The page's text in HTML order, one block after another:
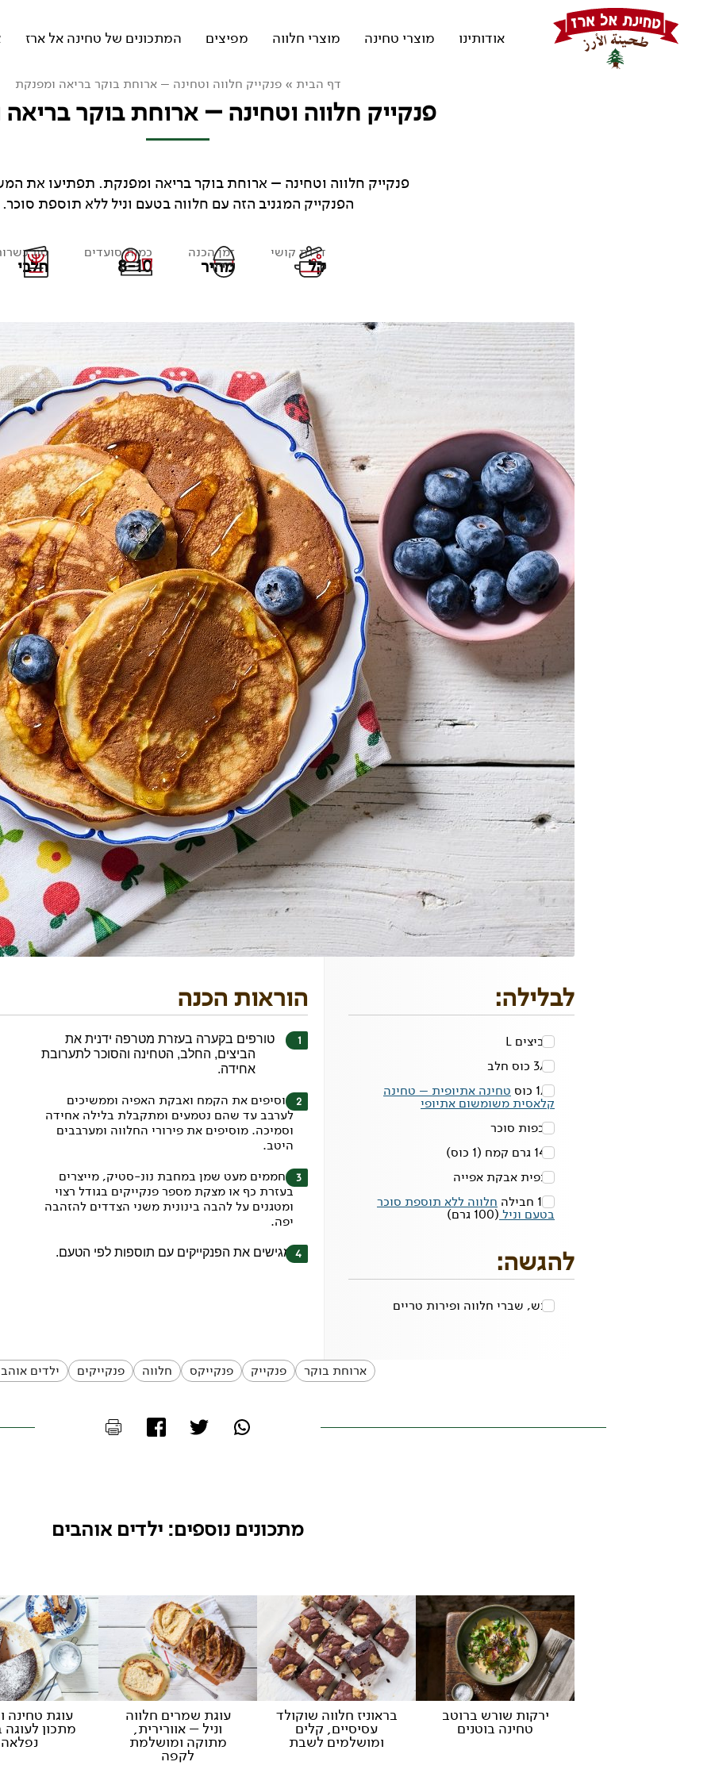
אודותינו מוצרי טחינה מוצרי חלווה מפיצים המתכונים של טחינה אל ארז
דף הבית »פנקייק חלווה וטחינה – ארוחת בוקר בריאה ומפנקת
פנקייק חלווה וטחינה – ארוחת בוקר
פנקייק חלווה וטחינה – ארוחת בוקר בריאה ומפנקת. תפתיעו את
הפנקייק המגניב הזה עם חלווה בטעם וניל ללא תוספת סוכר.
דרגת קושי
קל
זמן הכנה
מהיר
כמות סועדים
8-10
סוג
חלבי
לבלילה:
2ביצים L
3/4 כוס
חלב
1/4 כוס
טחינה אתיופית – טחינה
קלאסית משומשום אתיופי
2 כפות
סוכר
140 גרם
קמח (1 כוס)
1 כפית
אבקת אפייה
1/3 חבילה
חלווה ללא תוספת סוכר
בטעם וניל (100 גרם)
להגשה:
דבש, שברי חלווה ופירות טריים
הוראות הכנה
טורפים בקערה בעזרת מטרפה ידנית את
הביצים, החלב, הטחינה והסוכר לתערובת
אחידה.
מוסיפים את הקמח ואבקת האפיה וממשיכים
לערבב עד שהם נטמעים ומתקבלת בלילה אחידה
וסמיכה. מוסיפים את פירורי החלווה ומערבבים
היטב.
מחממים מעט שמן במחבת נונ-סטיק, מייצרים
בעזרת כף או מצקת מספר פנקייקים בגודל רצוי
ומטגנים על להבה בינונית משני הצדדים להזהבה
יפה.
מגישים את הפנקייקים עם תוספות לפי הטעם.
ארוחת בוקר פנקייק פנקייקס חלווה פנקייקים ילדים
מתכונים נוספים: ילדים אוהבים
ירקות שורש ברוטב
טחינה בוטנים
בראוניז חלווה שוקולד
עסיסיים, קלים
ומושלמים לשבת
עוגת שמרים חלווה
וניל – אוורירית,
מתוקה ומושלמת
לקפה
עוגת טחינה
מתכון
נפלאה